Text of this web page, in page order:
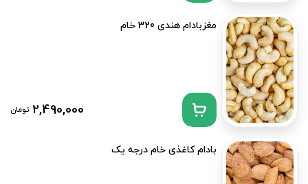
مغزبادام هندی 320 خام
2,490,000 تومان
بادام کاغذی خام درجه یک